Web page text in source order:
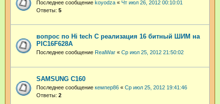
Последнее сообщение koyodza « Чт июл 26, 2012 00:10:01
Ответы: 5
вопрос по Hi tech С реализация 16 битный ШИМ на
PIC16F628A
Последнее сообщение RealWar « Ср июл 25, 2012 21:50:02
SAMSUNG C160
Последнее сообщение кемпер86 « Ср июл 25, 2012 19:41:46
Ответы: 2